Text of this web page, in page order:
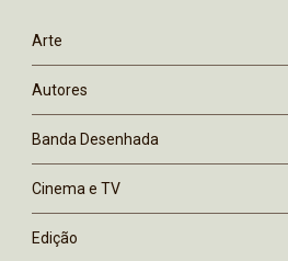
Arte
Autores
Banda Desenhada
Cinema e TV
Edição